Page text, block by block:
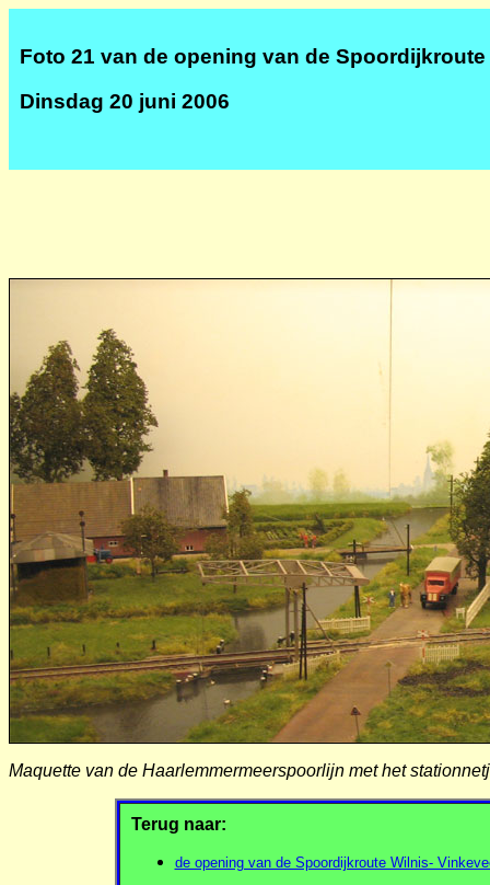
Foto 21 van de opening van de
Dinsdag 20 juni 2006
Maquette van de Haarlemmermeerspoorlijn met het
Terug naar:
de opening van de Spoordijkroute Wilnis-